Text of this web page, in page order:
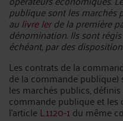
publique sont les marchés
aulivre Ierde la première
dénomination. Ils sont
échéant, par des
Les contrats de la
de la commande publique)
les marchés publics, définis
commande publique et les
l’articleL.1120-1du même